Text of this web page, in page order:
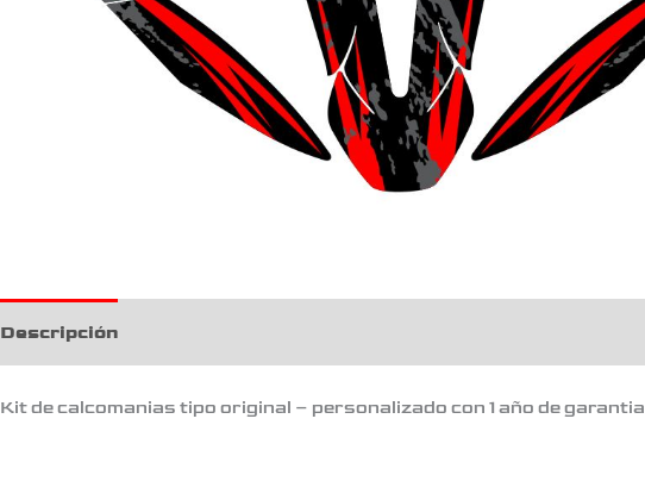
Descripción
Kit de calcomanias tipo original – personalizado con 1 año de garantia